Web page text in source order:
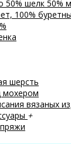
шелк 50%
100%
шерсть
мохером
вязаных
+